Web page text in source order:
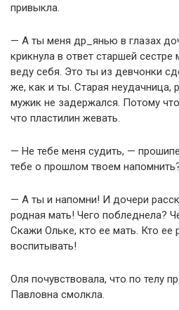
привыкла.
— А ты меня др_янью в глазах
крикнула в ответ старшей
веду себя. Это ты из девчонки
же, как и ты. Старая неудачница,
мужик не задержался. Потому
что пластилин жевать.
— Не тебе меня судить, —
тебе о прошлом твоем
— А ты и напомни! И дочери
родная мать! Чего побледнела?
Скажи Ольке, кто ее мать. Кто ее
воспитывать!
Оля почувствовала, что по телу
Павловна смолкла.